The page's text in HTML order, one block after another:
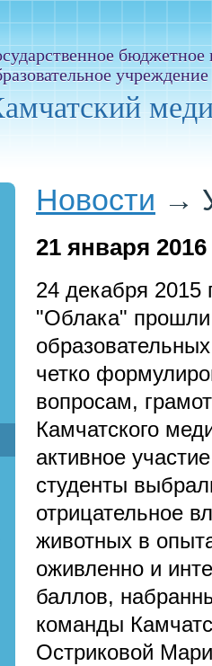
Новости →
21 января 2016
24 декабря 2015
"Облака" прошли
четко
вопросам,
Камчатского
активное
студенты
отрицательное
животных в
оживленно и
баллов,
команды
Остриковой